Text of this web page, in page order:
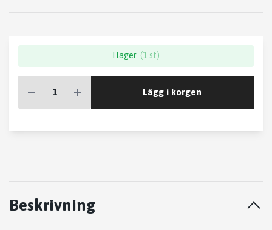
I lager (1 st)
Lägg i korgen
Beskrivning